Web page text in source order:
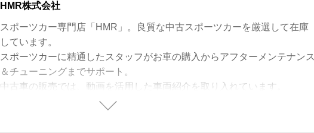
HMR株式会社
スポーツカー専門店「HMR」。良質な中古スポーツカーを厳選して在庫
しています。
スポーツカーに精通したスタッフがお車の購入からアフターメンテナンス
＆チューニングまでサポート。
中古車の販売では、動画を活用した車両紹介を取り入れています。
遠方で車を観に来れない方でも安心して購入できるように細部まで紹介し